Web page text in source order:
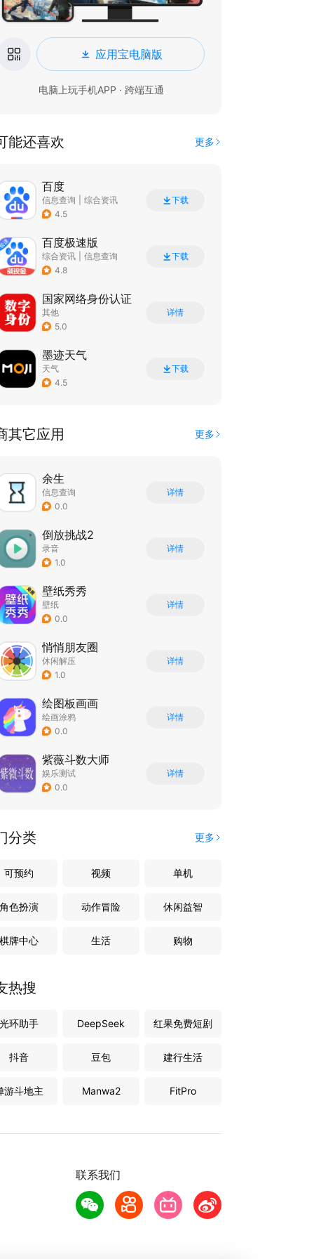
应用宝电脑版
电脑上玩手机APP · 跨端互通
能还喜欢 更多
百度
信息查询
综合资讯
4.5
下载
百度极速版
综合资讯
信息查询
4.8
下载
国家网络身份认证
其他
5.0
详情
墨迹天气
天气
4.5
下载
其它应用 更多
余生
信息查询
0.0
详情
倒放挑战2
录音
1.0
详情
壁纸秀秀
壁纸
0.0
详情
悄悄朋友圈
休闲解压
1.0
详情
绘图板画画
绘画涂鸦
0.0
详情
紫薇斗数大师
娱乐测试
0.0
详情
分类 更多
可预约 视频 单机
角色扮演 动作冒险 休闲益智
棋牌中心 生活 购物
热搜
光环助手 DeepSeek 红果免费短剧
抖音 豆包 建行生活
游斗地主 Manwa2 FitPro
联系我们